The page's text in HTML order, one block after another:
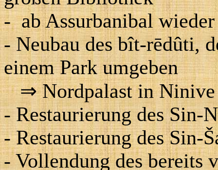
- ab Assurbanibal
- Neubau des bît-rēdûti,
einem Park umgeben
⇒Nordpalast in Ninive
- Restaurierung des Sin-
- Restaurierung des Sin-
- Vollendung des bereits